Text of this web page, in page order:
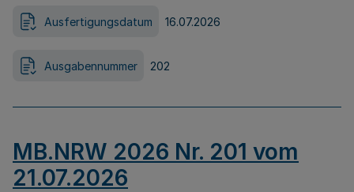
Ausfertigungsdatum 16.07.2026
Ausgabennummer 202
MB.NRW 2026 Nr. 201 vom
21.07.2026